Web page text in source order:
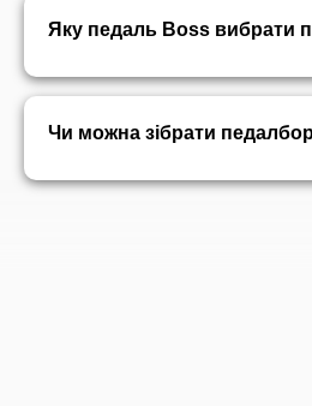
Яку педаль Boss вибрати
Чи можна зібрати